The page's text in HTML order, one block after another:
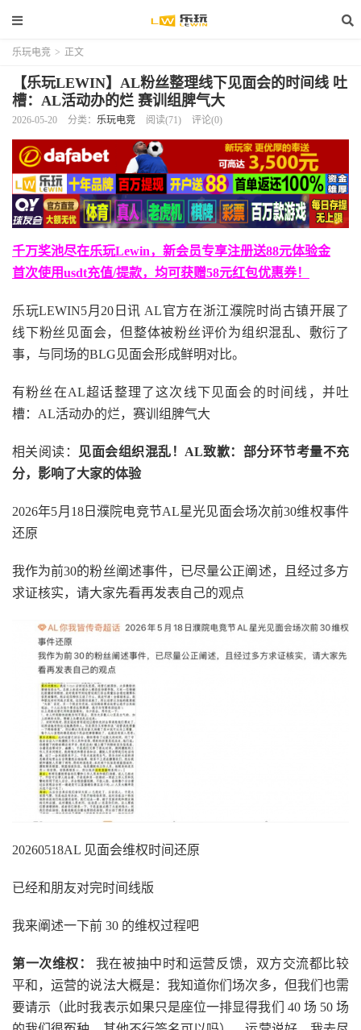
乐玩电竞 > 正文
【乐玩LEWIN】AL粉丝整理线下见面会的时间线 吐
槽：AL活动办的烂 赛训组脾气大
2026-05-20 分类： 乐玩电竞 阅读(71) 评论(0)
千万奖池尽在乐玩Lewin，新会员专享注册送88元体验金
首次使用usdt充值/提款，均可获赠58元红包优惠券！
乐玩LEWIN5月20日讯 AL官方在浙江濮院时尚古镇开展了
线下粉丝见面会，但整体被粉丝评价为组织混乱、敷衍了
事，与同场的BLG见面会形成鲜明对比。
有粉丝在AL超话整理了这次线下见面会的时间线，并吐
槽：AL活动办的烂，赛训组脾气大
相关阅读：
见面会组织混乱！AL致歉：部分环节考量不充
分，影响了大家的体验
2026年5月18日濮院电竞节AL星光见面会场次前30维权事件
还原
我作为前30的粉丝阐述事件，已尽量公正阐述，且经过多方
求证核实，请大家先看再发表自己的观点
20260518AL 见面会维权时间还原
已经和朋友对完时间线版
我来阐述一下前 30 的维权过程吧
第一次维权：
我在被抽中时和运营反馈，双方交流都比较
平和，运营的说法大概是：我知道你们场次多，但我们也需
要请示（此时我表示如果只是座位一排显得我们 40 场 50 场